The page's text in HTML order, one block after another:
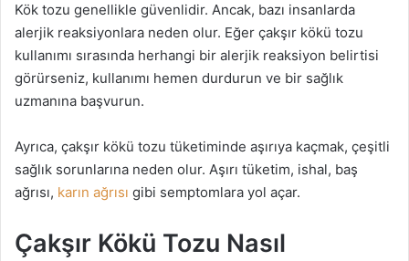
Kök tozu genellikle güvenlidir. Ancak, bazı insanlarda
alerjik reaksiyonlara neden olur. Eğer çakşır kökü tozu
kullanımı sırasında herhangi bir alerjik reaksiyon belirtisi
görürseniz, kullanımı hemen durdurun ve bir sağlık
uzmanına başvurun.
Ayrıca, çakşır kökü tozu tüketiminde aşırıya kaçmak, çeşitli
sağlık sorunlarına neden olur. Aşırı tüketim, ishal, baş
ağrısı, karın ağrısı gibi semptomlara yol açar.
Çakşır Kökü Tozu Nasıl